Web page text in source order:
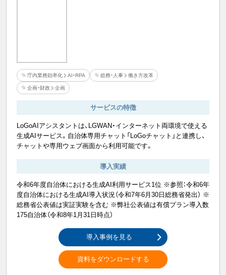
庁内業務効率化 AI・RPA 総務・人事 働き方改革
企画・財政 企画
サービスの特徴
LoGoAIアシスタントは、LGWAN・インターネット両環境で使える
生成AIサービス。自治体専用チャット「LoGoチャット」と連携し、
チャットや専用ウェブ画面から利用可能です。
導入実績
令和6年度自治体における生成AI利用サービス1位 ※参照：令和6年
度自治体における生成AI導入状況（令和7年6月30日総務省発出） ※
総務省公表値は実証実験を含む ※弊社公表値は有償プラン導入数
175自治体（令和8年1月31日時点）
導入事例を見る
資料をダウンロードする